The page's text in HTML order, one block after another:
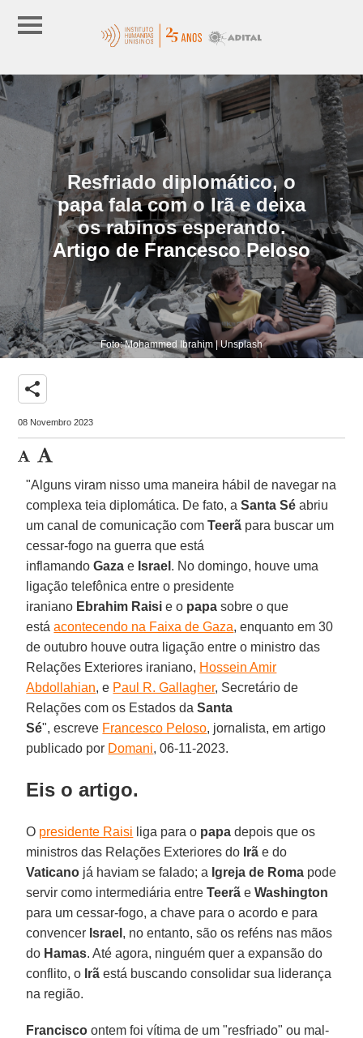
Resfriado diplomático, o
papa fala com o Irã e deixa
os rabinos esperando.
Artigo de Francesco Peloso
Foto: Mohammed Ibrahim | Unsplash
share
08 Novembro 2023
"Alguns viram nisso uma maneira hábil de navegar na
complexa teia diplomática. De fato, aSanta Sé abriu
um canal de comunicação comTeerã para buscar um
cessar-fogo na guerra que está
inflamandoGaza e Israel . No domingo, houve uma
ligação telefônica entre o presidente
iraniano Ebrahim Raisi e o papa sobre o que
estáacontecendo na Faixa de Gaza, enquanto em 30
de outubro houve outra ligação entre o ministro das
Relações Exteriores iraniano, Hossein Amir
Abdollahian, e Paul R. Gallagher, Secretário de
Relações com os Estados daSanta
Sé", escreve Francesco Peloso, jornalista, em artigo
publicado por Domani, 06-11-2023.
Eis o artigo.
O presidente Raisi liga para o papa depois que os
ministros das Relações Exteriores do Irã e do
Vaticano já haviam se falado; a Igreja de Roma pode
servir como intermediária entreTeerã eWashington
para um cessar-fogo, a chave para o acordo e para
convencer Israel , no entanto, são os reféns nas mãos
do Hamas. Até agora, ninguém quer a expansão do
conflito, o Irã está buscando consolidar sua liderança
na região.
Francisco ontem foi vítima de um "resfriado" ou mal-